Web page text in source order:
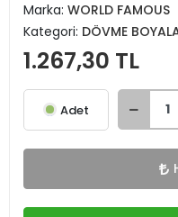
Marka: WORLD FAMOUS
Kategori: DÖVME
1.267,30 TL
Adet